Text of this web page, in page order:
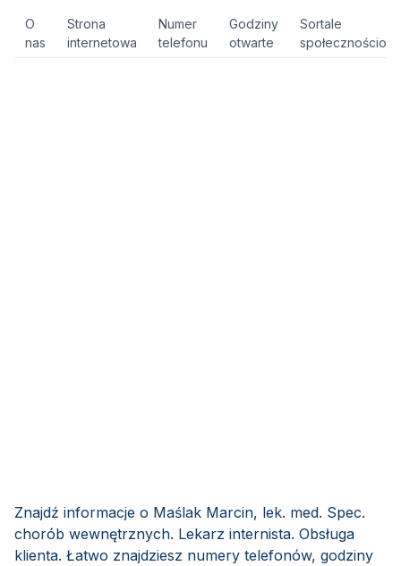
O
nas
Strona
internetowa
Numer
telefonu
Godziny
otwarte
Sortale
Znajdź informacje o Maślak Marcin, lek. med. Spec.
chorób wewnętrznych. Lekarz internista. Obsługa
klienta. Łatwo znajdziesz numery telefonów, godziny